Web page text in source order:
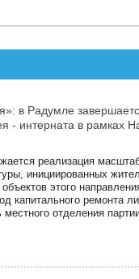
в Радумле
- интерната в рамках
реализация
инициированных
этого
капитального ремонта
отделения